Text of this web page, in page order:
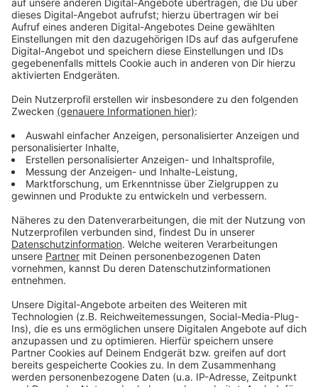
während und nach dem Studium. Die Veranstaltung
startet um 16 Uhr und endet um 20:30 Uhr. Wer es
nicht schafft, vorbeizukommen, kann sich auch
telefonisch oder per Chat beim Studierendenservice
informieren.
Anzeige
Weitere Infos und Links zum Thema:
Anzeige
Hier informiert die HHU
Die Heinrich-Heine-Universität
Das AD-Job- und Ausbildungsportal
Anzeige